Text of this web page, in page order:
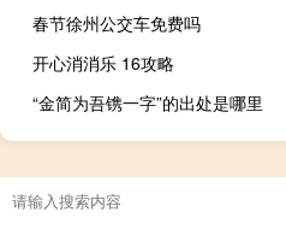
春节徐州公交车免费吗
开心消消乐 16攻略
“金简为吾镌一字”的出处是哪里